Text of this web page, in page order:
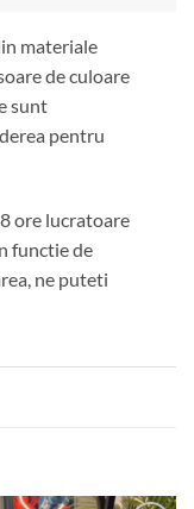
materiale
de culoare
sunt
pentru
ore lucratoare
functie de
ne puteti